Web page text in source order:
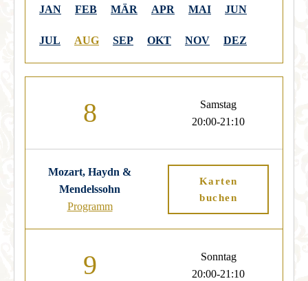
JAN FEB MÄR APR MAI JUN
JUL AUG SEP OKT NOV DEZ
8
Samstag
20:00-21:10
Mozart, Haydn &
Mendelssohn
Programm
Karten
buchen
9
Sonntag
20:00-21:10